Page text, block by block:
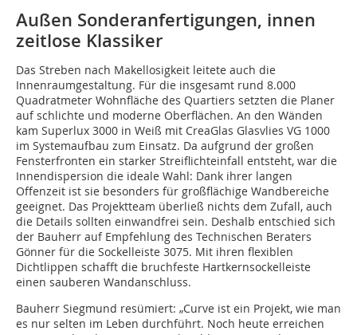
Außen Sonderanfertigungen, innen
zeitlose Klassiker
Das Streben nach Makellosigkeit leitete auch die
Innenraumgestaltung. Für die insgesamt rund 8.000
Quadratmeter Wohnfläche des Quartiers setzten die Planer
auf schlichte und moderne Oberflächen. An den Wänden
kam Superlux 3000 in Weiß mit CreaGlas Glasvlies VG 1000
im Systemaufbau zum Einsatz. Da aufgrund der großen
Fensterfronten ein starker Streiflichteinfall entsteht, war die
Innendispersion die ideale Wahl: Dank ihrer langen
Offenzeit ist sie besonders für großflächige Wandbereiche
geeignet. Das Projektteam überließ nichts dem Zufall, auch
die Details sollten einwandfrei sein. Deshalb entschied sich
der Bauherr auf Empfehlung des Technischen Beraters
Gönner für die Sockelleiste 3075. Mit ihren flexiblen
Dichtlippen schafft die bruchfeste Hartkernsockelleiste
einen sauberen Wandanschluss.
Bauherr Siegmund resümiert: „Curve ist ein Projekt, wie man
es nur selten im Leben durchführt. Noch heute erreichen